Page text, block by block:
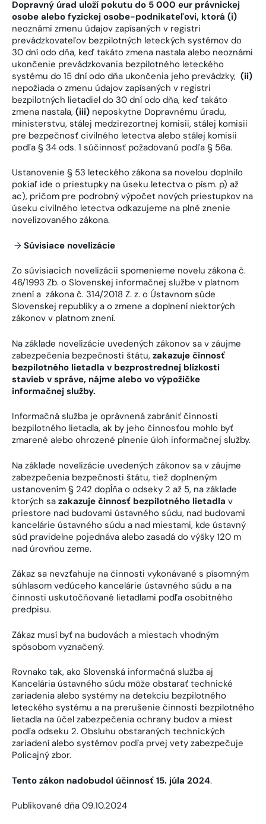
Dopravný úrad uloží pokutu do 5 000 eur právnickej
osobe alebo fyzickej osobe-podnikateľovi, ktorá (i)
neoznámi zmenu údajov zapísaných v registri
prevádzkovateľov bezpilotných leteckých systémov do
30 dní odo dňa, keď takáto zmena nastala alebo neoznámi
ukončenie prevádzkovania bezpilotného leteckého
systému do 15 dní odo dňa ukončenia jeho prevádzky, (ii)
nepožiada o zmenu údajov zapísaných v registri
bezpilotných lietadiel do 30 dní odo dňa, keď takáto
zmena nastala, (iii) neposkytne Dopravnému úradu,
ministerstvu, stálej medzirezortnej komisii, stálej komisii
pre bezpečnosť civilného letectva alebo stálej komisii
podľa § 34 ods. 1 súčinnosť požadovanú podľa § 56a.
Ustanovenie § 53 leteckého zákona sa novelou doplnilo
pokiaľ ide o priestupky na úseku letectva o písm. p) až
ac), pričom pre podrobný výpočet nových priestupkov na
úseku civilného letectva odkazujeme na plné znenie
novelizovaného zákona.
→ Súvisiace novelizácie
Zo súvisiacich novelizácii spomenieme novelu zákona č.
46/1993 Zb. o Slovenskej informačnej službe v platnom
znení a zákona č. 314/2018 Z. z. o Ústavnom súde
Slovenskej republiky a o zmene a doplnení niektorých
zákonov v platnom znení.
Na základe novelizácie uvedených zákonov sa v záujme
zabezpečenia bezpečnosti štátu, zakazuje činnosť
bezpilotného lietadla v bezprostrednej blízkosti
stavieb v správe, nájme alebo vo výpožičke
informačnej služby.
Informačná služba je oprávnená zabrániť činnosti
bezpilotného lietadla, ak by jeho činnosťou mohlo byť
zmarené alebo ohrozené plnenie úloh informačnej služby.
Na základe novelizácie uvedených zákonov sa v záujme
zabezpečenia bezpečnosti štátu, tiež doplneným
ustanovením § 242 dopĺňa o odseky 2 až 5, na základe
ktorých sa zakazuje činnosť bezpilotného lietadla v
priestore nad budovami ústavného súdu, nad budovami
kancelárie ústavného súdu a nad miestami, kde ústavný
súd pravidelne pojednáva alebo zasadá do výšky 120 m
nad úrovňou zeme.
Zákaz sa nevzťahuje na činnosti vykonávané s písomným
súhlasom vedúceho kancelárie ústavného súdu a na
činnosti uskutočňované lietadlami podľa osobitného
predpisu.
Zákaz musí byť na budovách a miestach vhodným
spôsobom vyznačený.
Rovnako tak, ako Slovenská informačná služba aj
Kancelária ústavného súdu môže obstarať technické
zariadenia alebo systémy na detekciu bezpilotného
leteckého systému a na prerušenie činnosti bezpilotného
lietadla na účel zabezpečenia ochrany budov a miest
podľa odseku 2. Obsluhu obstaraných technických
zariadení alebo systémov podľa prvej vety zabezpečuje
Policajný zbor.
Tento zákon nadobudol účinnosť 15. júla 2024.
Publikované dňa 09.10.2024